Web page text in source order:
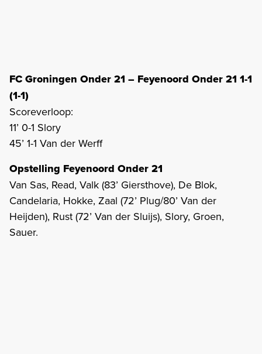
FC Groningen Onder 21 – Feyenoord Onder 21 1-1
(1-1)
Scoreverloop:
11’ 0-1 Slory
45’ 1-1 Van der Werff
Opstelling Feyenoord Onder 21
Van Sas, Read, Valk (83’ Giersthove), De Blok,
Candelaria, Hokke, Zaal (72’ Plug/80’ Van der
Heijden), Rust (72’ Van der Sluijs), Slory, Groen,
Sauer.